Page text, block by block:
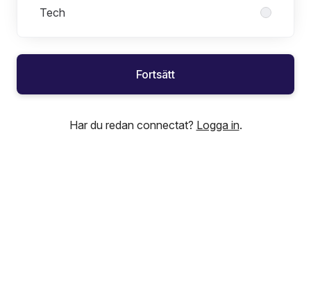
Tech
Fortsätt
Har du redan connectat? Logga in.